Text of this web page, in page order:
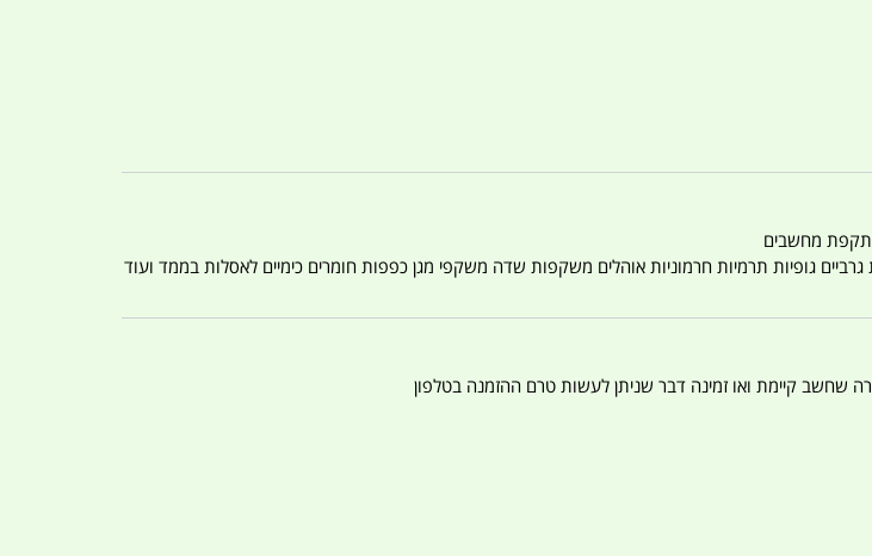
גופיות תרמיות חרמוניות אוהלים משקפות שדה משקפי מגן כפפות חומרים כימיים לאסלות בממד ועוד
שחשב קיימת ואו זמינה דבר שניתן לעשות טרם ההזמנה בטלפון